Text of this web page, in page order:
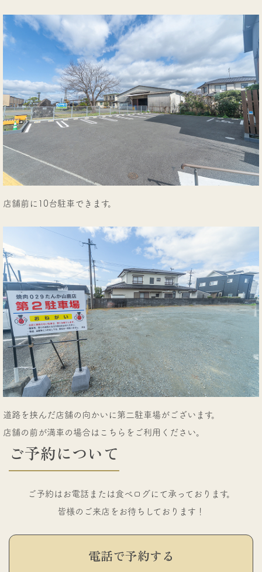
店舗前に10台駐車できます。
道路を挟んだ店舗の向かいに第二駐車場がございます。
店舗の前が満車の場合はこちらをご利用ください。
ご予約について
ご予約はお電話または食べログにて承っております。
皆様のご来店をお待ちしております！
電話で予約する